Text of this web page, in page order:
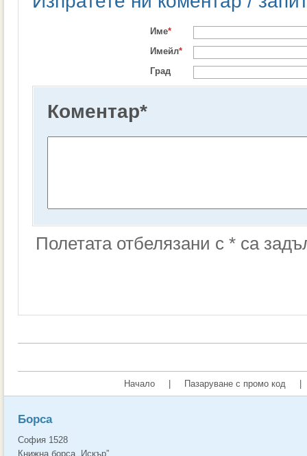
Име*
Имейл*
Град
Коментар*
Полетата отбелязани с * са
Начало Пазаруване с промо код
Борса
София 1528
Книжна борса „Искър”